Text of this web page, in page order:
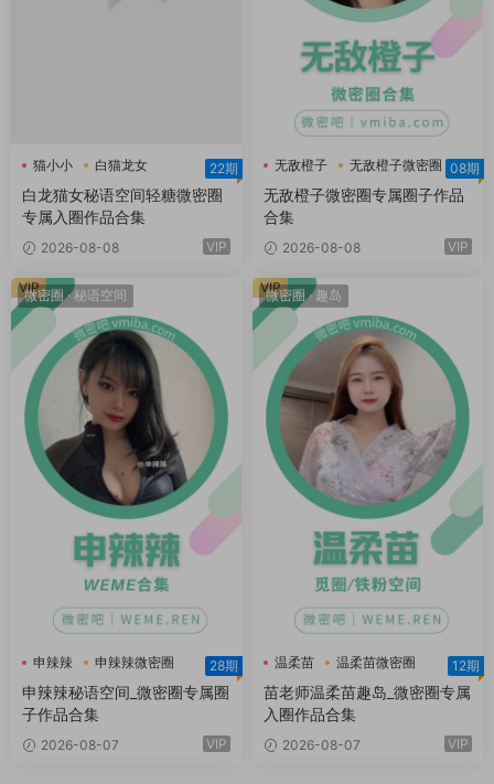
猫小小
白猫龙女
白猫龙女轻糖乐园
22期
白龙猫女秘语空间轻糖微密圈
专属入圈作品合集
2026-08-08 VIP
无敌橙子 无敌橙子微密圈 08期
无敌橙子微密圈专属圈子作品
合集
2026-08-08 VIP
微密圈·秘语空间
申辣辣
申辣辣微密圈
申辣辣秘语空间
28期
申辣辣秘语空间_微密圈专属圈
子作品合集
2026-08-07 VIP
VIP 微密圈·趣岛
温柔苗
温柔苗微密圈
温柔苗趣岛
12期
苗老师温柔苗趣岛_微密圈专属
入圈作品合集
2026-08-07 VIP
VIP